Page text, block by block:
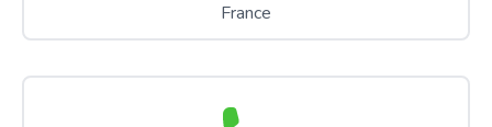
France